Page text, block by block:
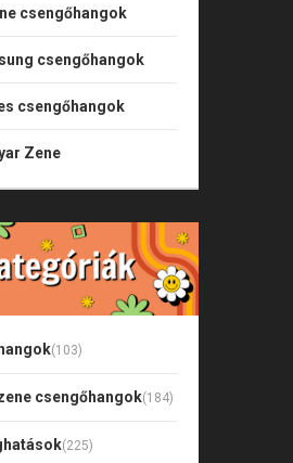
csengőhangok
csengőhangok
csengőhangok
Zene
(103)
csengőhangok(184)
(225)